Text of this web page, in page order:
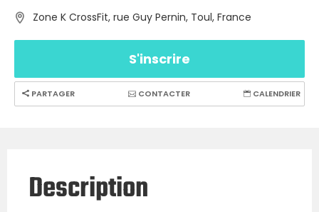
Zone K CrossFit, rue Guy Pernin, Toul, France
S'inscrire
PARTAGER CONTACTER CALENDRIER
Description